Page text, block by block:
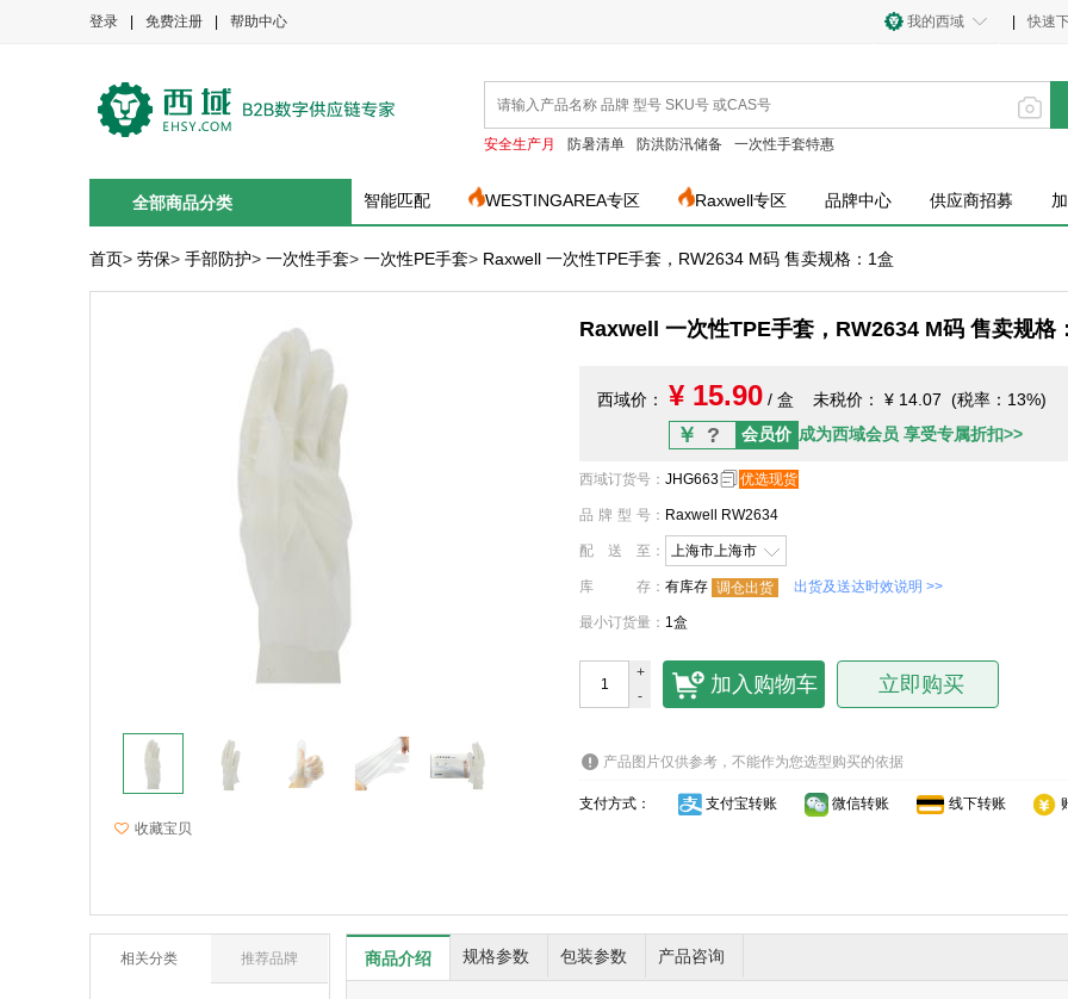
登录 免费注册 帮助中心 快速
我的西域
安全生产月 防暑清单 防洪防汛储备 一次性手套特惠
全部商品分类 智能匹配 WESTINGAREA专区 Raxwell专区 品牌中心 供应商招募
首页> 劳保> 手部防护> 一次性手套> 一次性PE手套> Raxwell 一次性TPE手套，RW2634 M码 售卖规格：1盒
收藏宝贝
Raxwell 一次性TPE手套，RW2634 M码 售卖规格
西域价： ¥ 15.90 / 盒 未税价： ¥ 14.07 (税率：13%)
￥ ? 会员价 成为西域会员 享受专属折扣>>
西域订货号 ： JHG663 优选现货
品牌型号 ： Raxwell RW2634
配送至 ： 上海市上海市
库存 ： 有库存 调仓出货 出货及送达时效说明 >>
最小订货量 ： 1盒
+
-
加入购物车 立即购买
产品图片仅供参考，不能作为您选型购买的依据
支付方式： 支付宝转账 微信转账 线下转账
相关分类 推荐品牌 商品介绍 规格参数 包装参数 产品咨询